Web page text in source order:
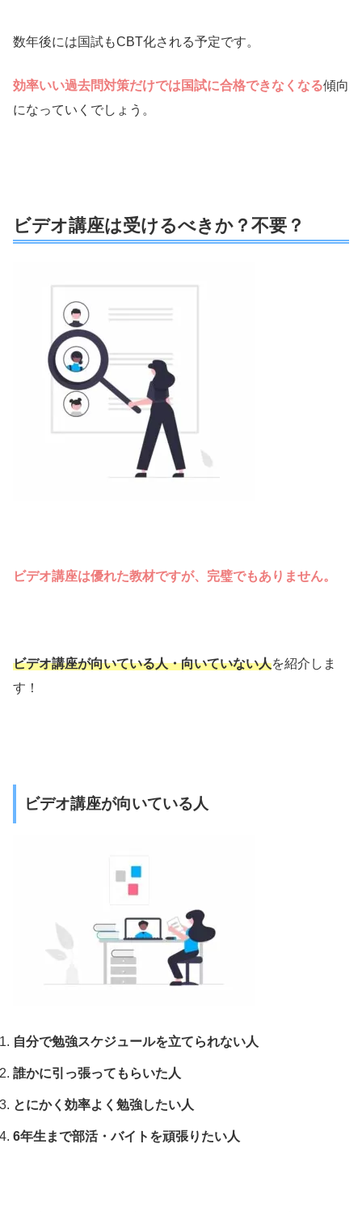
数年後には国試もCBT化される予定です。
効率いい過去問対策だけでは国試に合格できなくなる傾向
になっていくでしょう。
ビデオ講座は受けるべきか？不要？
ビデオ講座は優れた教材ですが、完璧でもありません。
ビデオ講座が向いている人・向いていない人を紹介しま
す！
ビデオ講座が向いている人
自分で勉強スケジュールを立てられない人
誰かに引っ張ってもらいた人
とにかく効率よく勉強したい人
6年生まで部活・バイトを頑張りたい人